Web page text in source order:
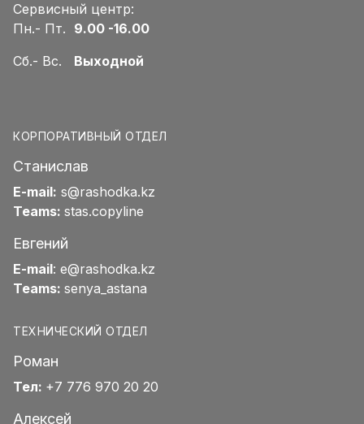
Сервисный центр:
Пн.- Пт. 9.00 -16.00
Сб.- Вс. Выходной
КОРПОРАТИВНЫЙ ОТДЕЛ
Станислав
E-mail: s@rashodka.kz
Teams: stas.copyline
Евгений
E-mail: e@rashodka.kz
Teams: senya_astana
ТЕХНИЧЕСКИЙ ОТДЕЛ
Роман
Тел: +7 776 970 20 20
Алексей